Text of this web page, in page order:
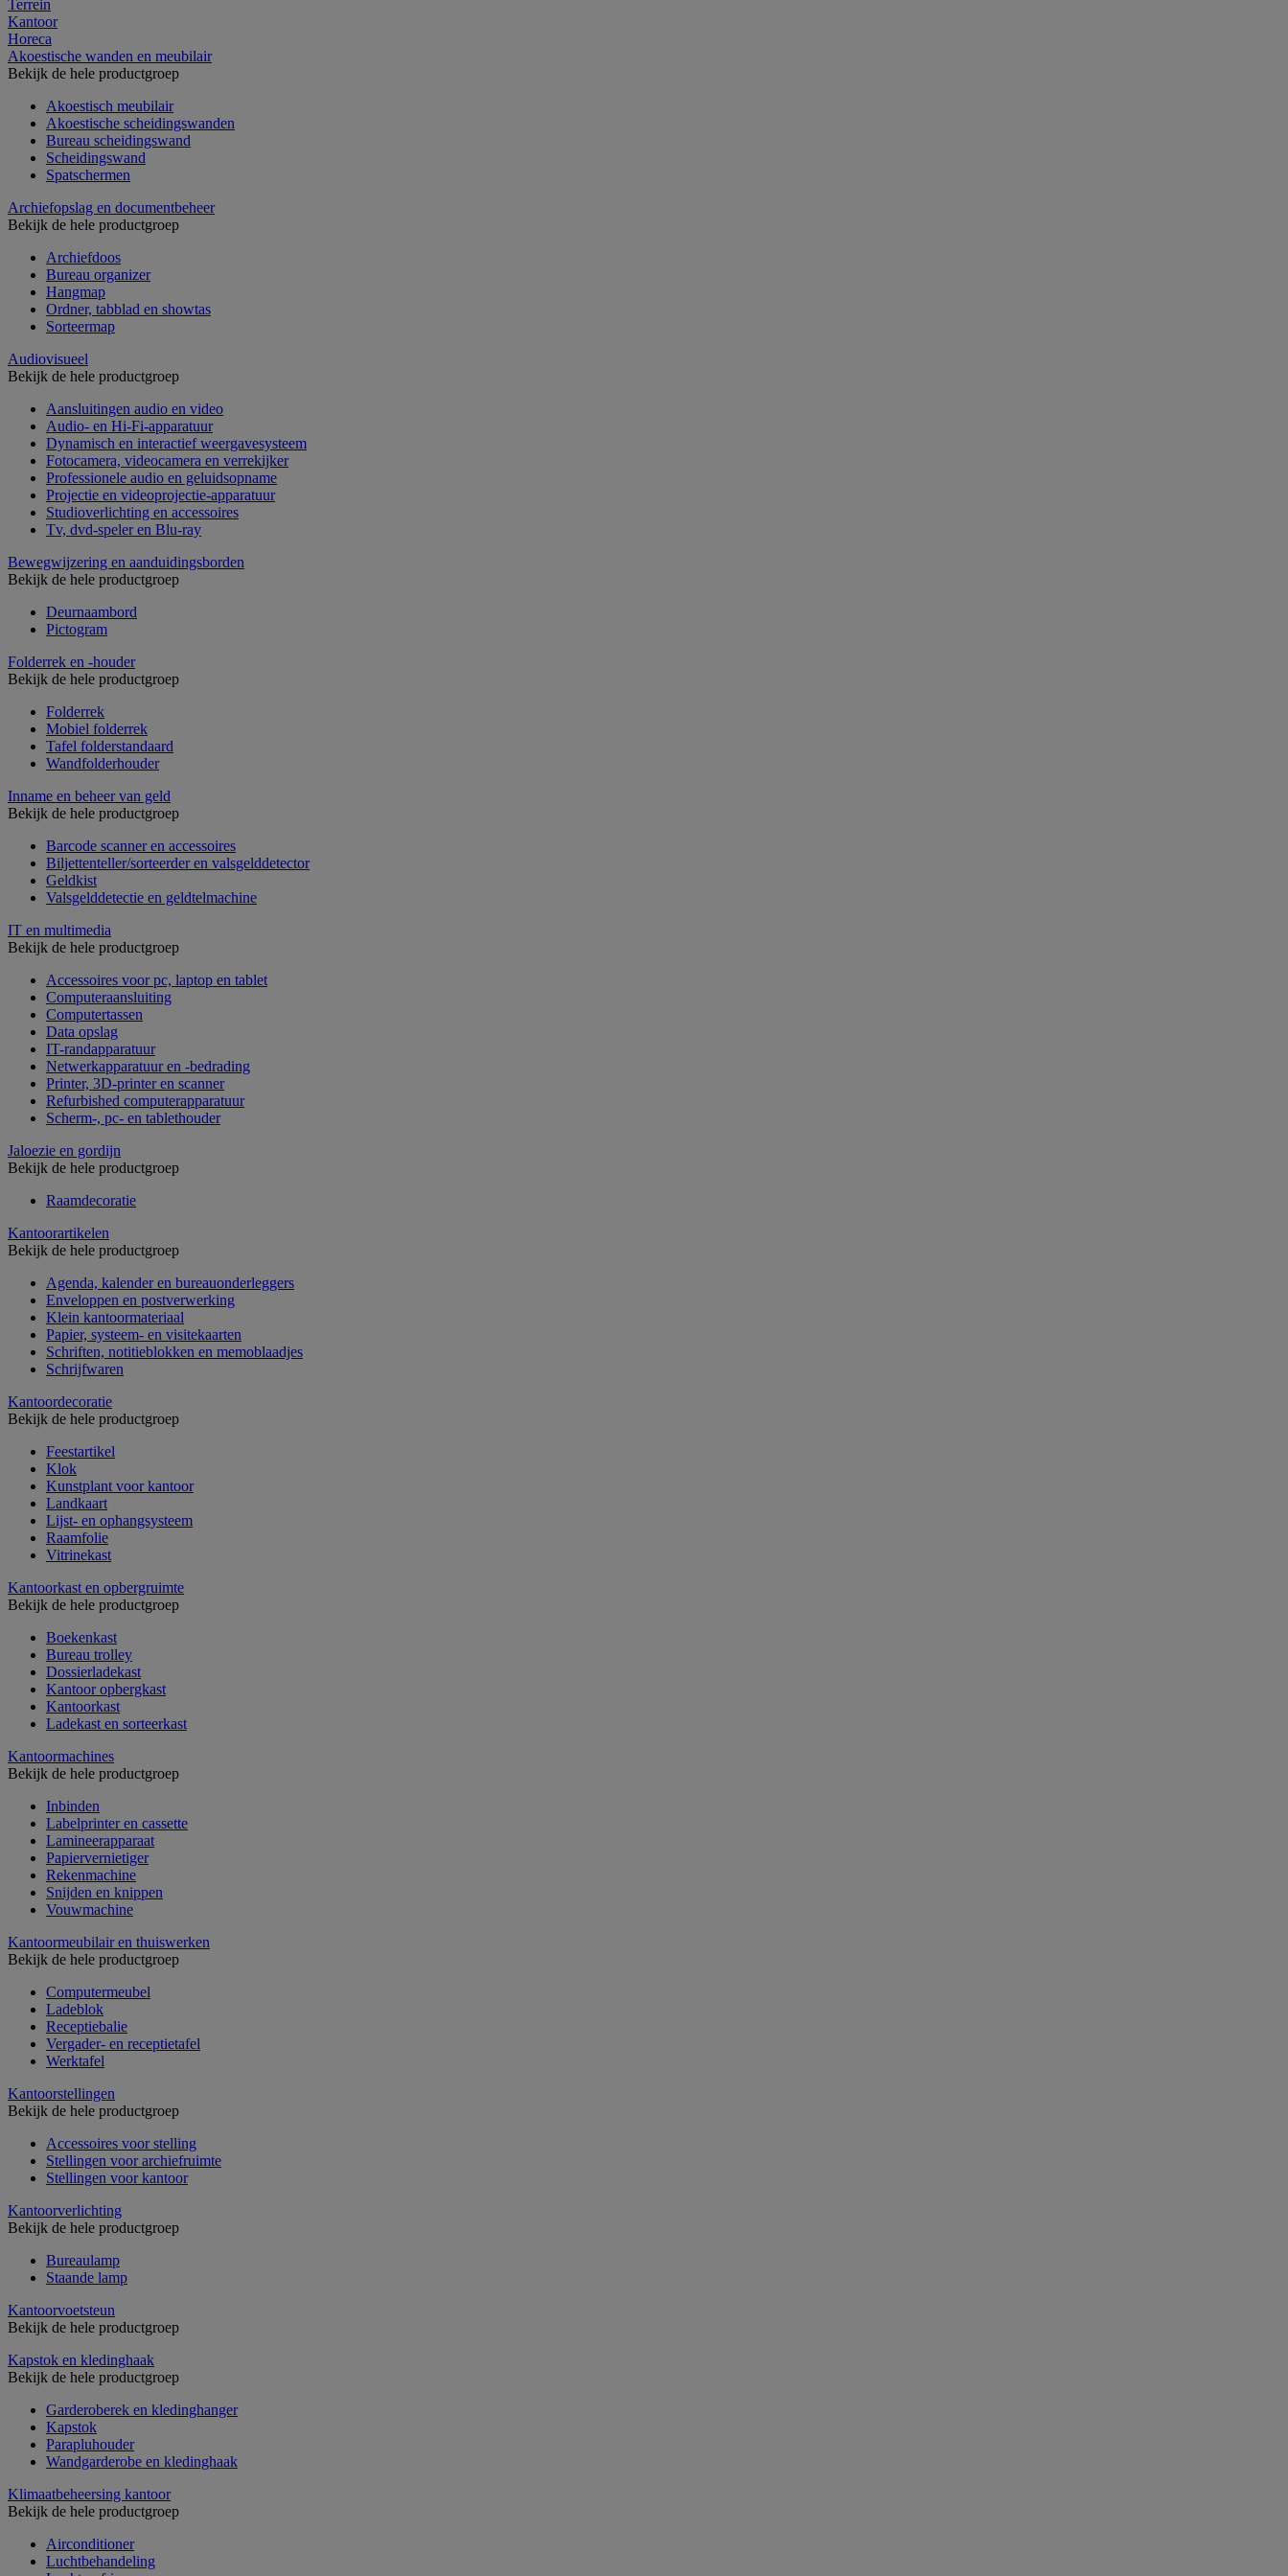
Terrein
Kantoor
Horeca
Akoestische wanden en meubilair
Bekijk de hele productgroep
Akoestisch meubilair
Akoestische scheidingswanden
Bureau scheidingswand
Scheidingswand
Spatschermen
Archiefopslag en documentbeheer
Bekijk de hele productgroep
Archiefdoos
Bureau organizer
Hangmap
Ordner, tabblad en showtas
Sorteermap
Audiovisueel
Bekijk de hele productgroep
Aansluitingen audio en video
Audio- en Hi-Fi-apparatuur
Dynamisch en interactief weergavesysteem
Fotocamera, videocamera en verrekijker
Professionele audio en geluidsopname
Projectie en videoprojectie-apparatuur
Studioverlichting en accessoires
Tv, dvd-speler en Blu-ray
Bewegwijzering en aanduidingsborden
Bekijk de hele productgroep
Deurnaambord
Pictogram
Folderrek en -houder
Bekijk de hele productgroep
Folderrek
Mobiel folderrek
Tafel folderstandaard
Wandfolderhouder
Inname en beheer van geld
Bekijk de hele productgroep
Barcode scanner en accessoires
Biljettenteller/sorteerder en valsgelddetector
Geldkist
Valsgelddetectie en geldtelmachine
IT en multimedia
Bekijk de hele productgroep
Accessoires voor pc, laptop en tablet
Computeraansluiting
Computertassen
Data opslag
IT-randapparatuur
Netwerkapparatuur en -bedrading
Printer, 3D-printer en scanner
Refurbished computerapparatuur
Scherm-, pc- en tablethouder
Jaloezie en gordijn
Bekijk de hele productgroep
Raamdecoratie
Kantoorartikelen
Bekijk de hele productgroep
Agenda, kalender en bureauonderleggers
Enveloppen en postverwerking
Klein kantoormateriaal
Papier, systeem- en visitekaarten
Schriften, notitieblokken en memoblaadjes
Schrijfwaren
Kantoordecoratie
Bekijk de hele productgroep
Feestartikel
Klok
Kunstplant voor kantoor
Landkaart
Lijst- en ophangsysteem
Raamfolie
Vitrinekast
Kantoorkast en opbergruimte
Bekijk de hele productgroep
Boekenkast
Bureau trolley
Dossierladekast
Kantoor opbergkast
Kantoorkast
Ladekast en sorteerkast
Kantoormachines
Bekijk de hele productgroep
Inbinden
Labelprinter en cassette
Lamineerapparaat
Papiervernietiger
Rekenmachine
Snijden en knippen
Vouwmachine
Kantoormeubilair en thuiswerken
Bekijk de hele productgroep
Computermeubel
Ladeblok
Receptiebalie
Vergader- en receptietafel
Werktafel
Kantoorstellingen
Bekijk de hele productgroep
Accessoires voor stelling
Stellingen voor archiefruimte
Stellingen voor kantoor
Kantoorverlichting
Bekijk de hele productgroep
Bureaulamp
Staande lamp
Kantoorvoetsteun
Bekijk de hele productgroep
Kapstok en kledinghaak
Bekijk de hele productgroep
Garderoberek en kledinghanger
Kapstok
Parapluhouder
Wandgarderobe en kledinghaak
Klimaatbeheersing kantoor
Bekijk de hele productgroep
Airconditioner
Luchtbehandeling